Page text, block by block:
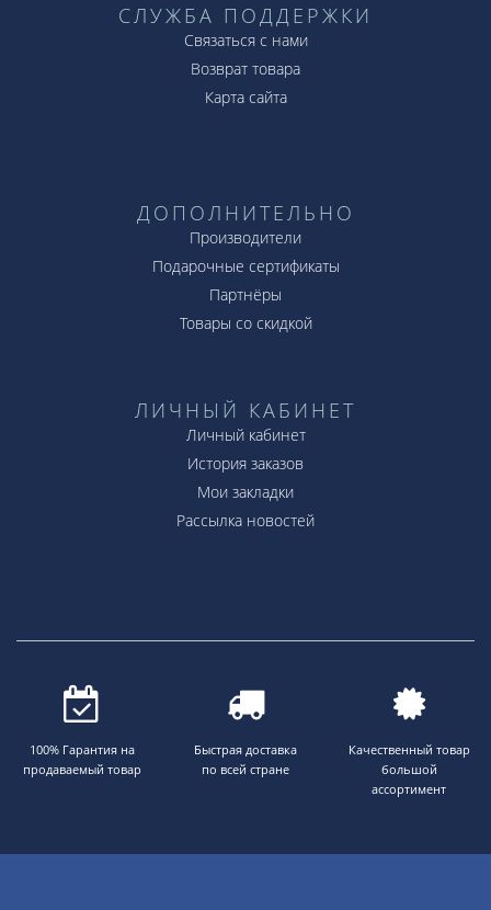
СЛУЖБА ПОДДЕРЖКИ
Связаться с нами
Возврат товара
Карта сайта
ДОПОЛНИТЕЛЬНО
Производители
Подарочные сертификаты
Партнёры
Товары со скидкой
ЛИЧНЫЙ КАБИНЕТ
Личный кабинет
История заказов
Мои закладки
Рассылка новостей
100% Гарантия на
продаваемый товар
Быстрая доставка
по всей стране
Качественный товар
большой
ассортимент